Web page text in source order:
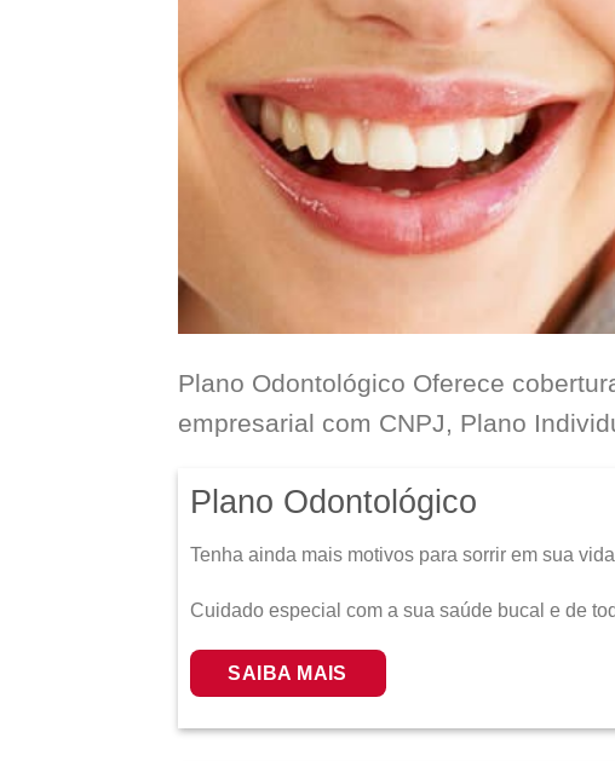
Plano Odontológico Oferece
empresarial com CNPJ, Plano
Plano Odontológico
Tenha ainda mais motivos para sorrir em sua vida
Cuidado especial com a sua saúde bucal e de
SAIBA MAIS